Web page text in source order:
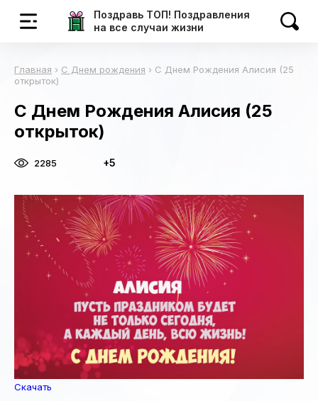
Поздравь ТОП! Поздравления
на все случаи жизни
Главная › С Днем рождения › С Днем Рождения Алисия (25
открыток)
С Днем Рождения Алисия (25
открыток)
2285 +5
Скачать